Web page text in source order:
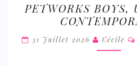
BOYS,
UN
STYLE
PETWORKS BOYS,
31 Juillet 2026 Cécile